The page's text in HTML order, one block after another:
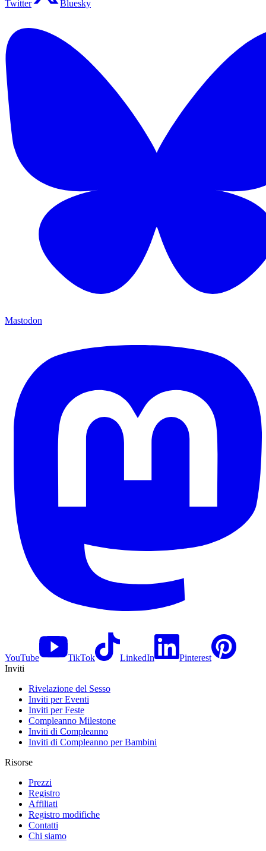
Twitter Bluesky
Mastodon
YouTube TikTok LinkedIn
Pinterest
Inviti
Rivelazione del Sesso
Inviti per Eventi
Inviti per Feste
Compleanno Milestone
Inviti di Compleanno
Inviti di Compleanno per Bambini
Risorse
Prezzi
Registro
Affiliati
Registro modifiche
Contatti
Chi siamo